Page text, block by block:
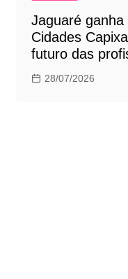
Jaguaré
Cidades
futuro das
28/07/2026